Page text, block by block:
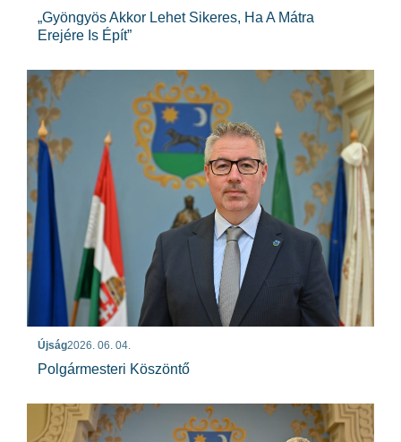
„Gyöngyös Akkor Lehet Sikeres, Ha A Mátra
Erejére Is Épít”
Újság2026. 06. 04.
Polgármesteri Köszöntő